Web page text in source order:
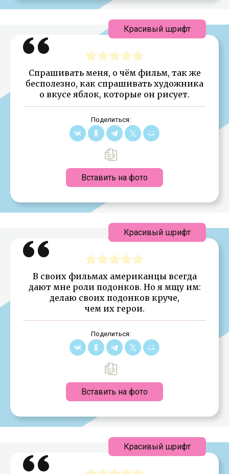
Спрашивать меня, о чём фильм, так же
бесполезно, как спрашивать художника
о вкусе яблок, которые он рисует.
Поделиться:
Вставить на фото
Красивый шрифт
В своих фильмах американцы всегда
дают мне роли подонков. Но я мщу им:
делаю своих подонков круче,
чем их герои.
Поделиться:
Вставить на фото
Красивый шрифт
Красивый шрифт